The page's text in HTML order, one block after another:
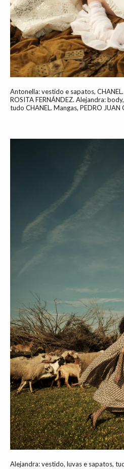
Antonella: vestido e sapatos,
ROSITA FERNÁNDEZ. Alejandra:
tudo CHANEL. Mangas, PEDRO JUAN
Alejandra: vestido, luvas e sapatos,